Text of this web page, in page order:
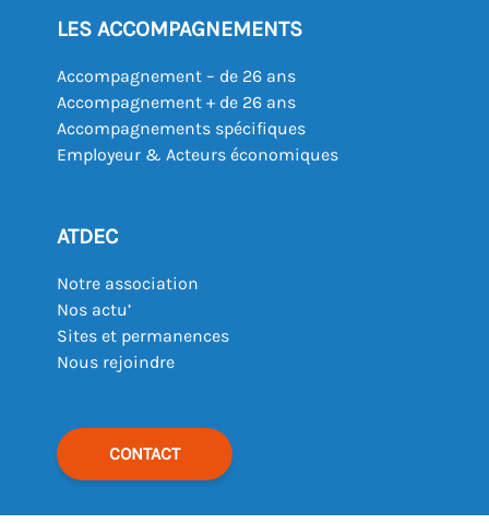
LES ACCOMPAGNEMENTS
Accompagnement – de 26 ans
Accompagnement + de 26 ans
Accompagnements spécifiques
Employeur & Acteurs économiques
ATDEC
Notre association
Nos actu’
Sites et permanences
Nous rejoindre
CONTACT